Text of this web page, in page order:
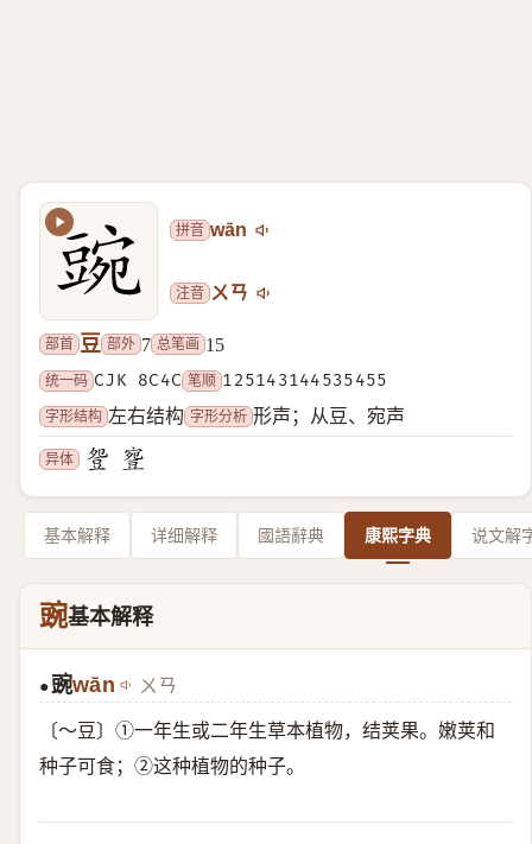
拼音 wān
注音 ㄨㄢ
部首 豆 部外 7 总笔画 15
统一码 CJK 8C4C 笔顺 125143144535455
字形结构 左右结构 字形分析 形声；从豆、宛声
异体
基本解释 详细解释 國語辭典 康熙字典 说文解
豌基本解释
●豌wān ㄨㄢ
〔～豆〕①一年生或二年生草本植物，结荚果。嫩荚和
种子可食；②这种植物的种子。